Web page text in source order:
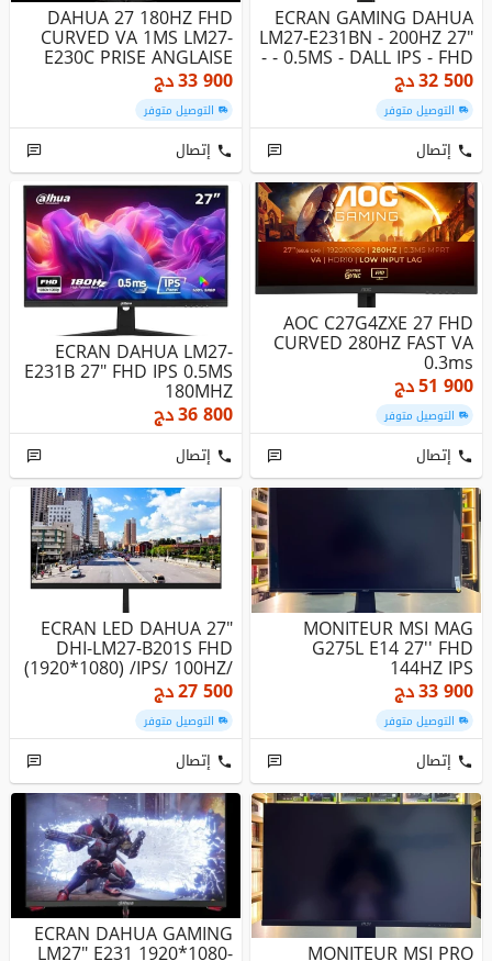
ECRAN GAMING DAHUA
LM27-E231BN - 200HZ 27"
- 0.5MS - DALL IPS - FHD -
...
32 500دج
التوصيل متوفر
إتصال
DAHUA 27 180HZ FHD
CURVED VA 1MS LM27-
E230C PRISE ANGLAISE
33 900دج
التوصيل متوفر
إتصال
AOC C27G4ZXE 27 FHD
CURVED 280HZ FAST VA
0.3ms
51 900دج
التوصيل متوفر
إتصال
ECRAN DAHUA LM27-
E231B 27" FHD IPS 0.5MS
180MHZ
36 800دج
إتصال
MONITEUR MSI MAG
G275L E14 27'' FHD
144HZ IPS
33 900دج
التوصيل متوفر
إتصال
ECRAN LED DAHUA 27"
DHI-LM27-B201S FHD
(1920*1080) /IPS/ 100HZ/
VGA+HD...
27 500دج
التوصيل متوفر
إتصال
MONITEUR MSI PRO
ECRAN DAHUA GAMING
LM27" E231 1920*1080-